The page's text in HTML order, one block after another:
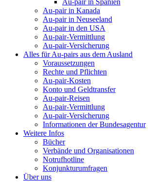
Au-pair in Spanien
Au-pair in Kanada
Au-pair in Neuseeland
Au-pair in den USA
Au-pair-Vermittlung
Au-pair-Versicherung
Alles für Au-pairs aus dem Ausland
Voraussetzungen
Rechte und Pflichten
Au-pair-Kosten
Konto und Geldtransfer
Au-pair-Reisen
Au-pair-Vermittlung
Au-pair-Versicherung
Informationen der Bundesagentur
Weitere Infos
Bücher
Verbände und Organisationen
Notrufhotline
Konjunkturumfragen
Über uns